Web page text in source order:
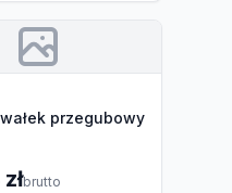
przegubowy
brutto